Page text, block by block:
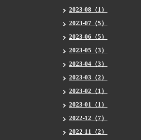
2023-08（1）
2023-07（5）
2023-06（5）
2023-05（3）
2023-04（3）
2023-03（2）
2023-02（1）
2023-01（1）
2022-12（7）
2022-11（2）